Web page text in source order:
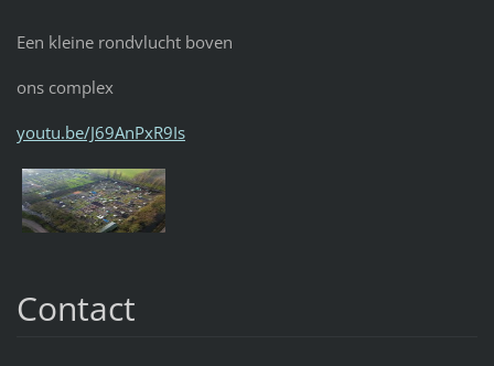
Een kleine rondvlucht boven
ons complex
youtu.be/J69AnPxR9Is
Contact